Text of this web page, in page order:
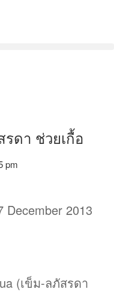
รดา ช่วยเกื้อ
pm
December 2013
(เข็ม-ลภัสรดา